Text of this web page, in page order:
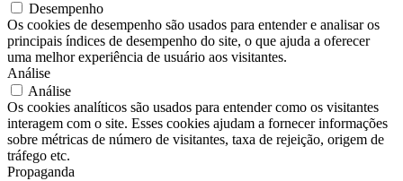
Desempenho
Os cookies de desempenho são usados ​​para entender e analisar os
principais índices de desempenho do site, o que ajuda a oferecer
uma melhor experiência de usuário aos visitantes.
Análise
Análise
Os cookies analíticos são usados ​​para entender como os visitantes
interagem com o site. Esses cookies ajudam a fornecer informações
sobre métricas de número de visitantes, taxa de rejeição, origem de
tráfego etc.
Propaganda